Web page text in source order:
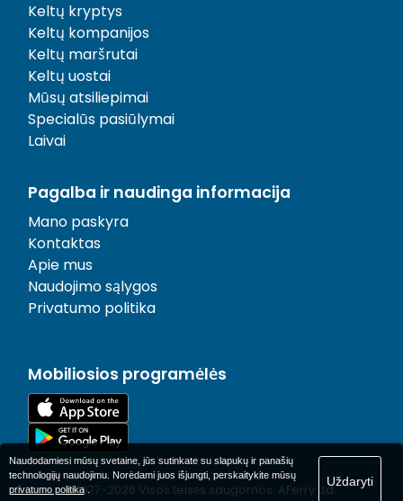
Keltų kryptys
Keltų kompanijos
Keltų maršrutai
Keltų uostai
Mūsų atsiliepimai
Specialūs pasiūlymai
Laivai
Pagalba ir naudinga informacija
Mano paskyra
Kontaktas
Apie mus
Naudojimo sąlygos
Privatumo politika
Mobiliosios programėlės
© 1977-2026 Visos teisės saugomos. AFerry Ltd..
Naudodamiesi mūsų svetaine, jūs sutinkate su slapukų ir panašių
technologijų naudojimu. Norėdami juos išjungti, perskaitykite mūsų
privatumo politika.
Uždaryti